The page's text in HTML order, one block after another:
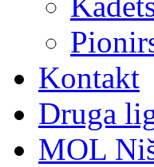
Kontakt
Druga
MOL